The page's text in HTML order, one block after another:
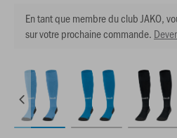
En tant que membre du club JAKO,
sur votre prochaine commande.